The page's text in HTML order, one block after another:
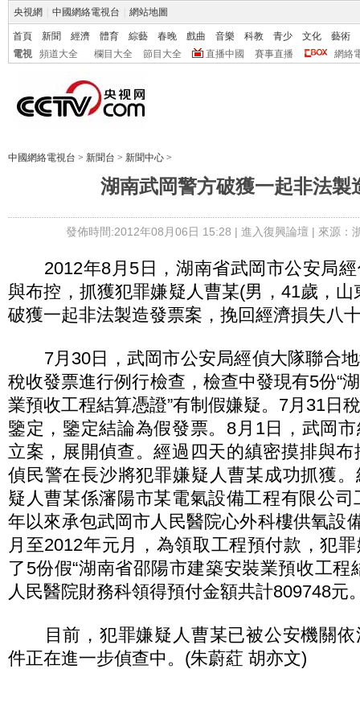
央視網 中國網絡電視台 網站地圖
首頁 新聞 經濟 體育 綜藝 春晚 戲曲 音樂 科教 青少 文化
藝術
電視
頻道大全 欄目大全 節目大全 直播中國 賽事直播 網絡
中國網絡電視台 > 新聞台 > 新聞中心 >
湖南武岡警方破獲一起非法製
發佈時間:2012年08月06日 15:28 | 進入復興論壇 | 來源：
2012年8月5日，湖南省武岡市公安局經
與布控，抓獲犯罪嫌疑人曹某(男，41歲，
破獲一起非法製造發票案，挽回經濟損失八
7月30日，武岡市公安局經偵大隊聯合地
稅收發票進行例行檢查，檢查中發現有5份“
業預收工程結算憑證”有制假嫌疑。7月31日
鑒定，鑒定結論為假發票。8月1日，武岡
立案，展開偵查。經過四天的縝密摸排與
偵民警在長沙將犯罪嫌疑人曹某成功抓獲
疑人曹某係瀋陽市某電氣設備工程有限公
年以來承包武岡市人民醫院心外科樓供氧設
月至2012年元月，為領取工程預付款，犯
了5份假“湖南省邵陽市建築安裝業預收工程
人民醫院財務科領得預付金額共計809748元
目前，犯罪嫌疑人曹某已被公安機關依
件正在進一步偵查中。(朱蔚葒 胡亦文)